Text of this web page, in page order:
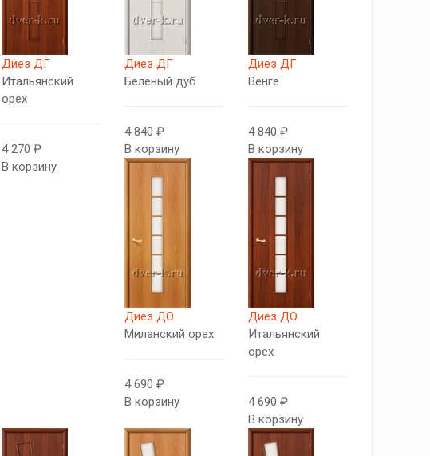
Диез ДГ
Итальянский
орех
4 270 ₽
В корзину
Диез ДГ
Беленый дуб
4 840 ₽
В корзину
Диез ДГ
Венге
4 840 ₽
В корзину
Диез ДО
Миланский орех
4 690 ₽
В корзину
Диез ДО
Итальянский
орех
4 690 ₽
В корзину